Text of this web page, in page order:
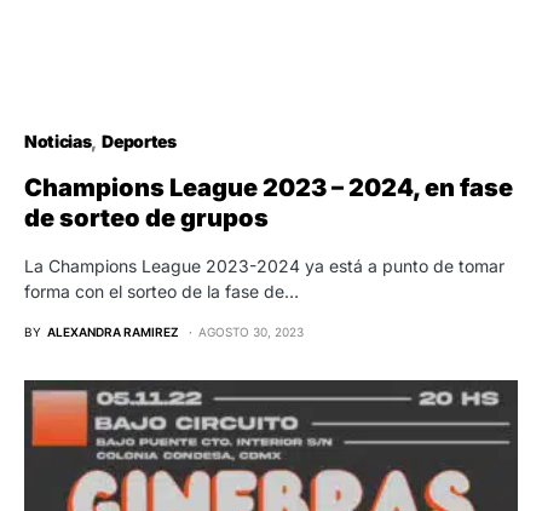
Noticias Deportes
Champions League 2023 – 2024, en fase
de sorteo de grupos
La Champions League 2023-2024 ya está a punto de tomar
forma con el sorteo de la fase de…
BY ALEXANDRA RAMIREZ AGOSTO 30, 2023